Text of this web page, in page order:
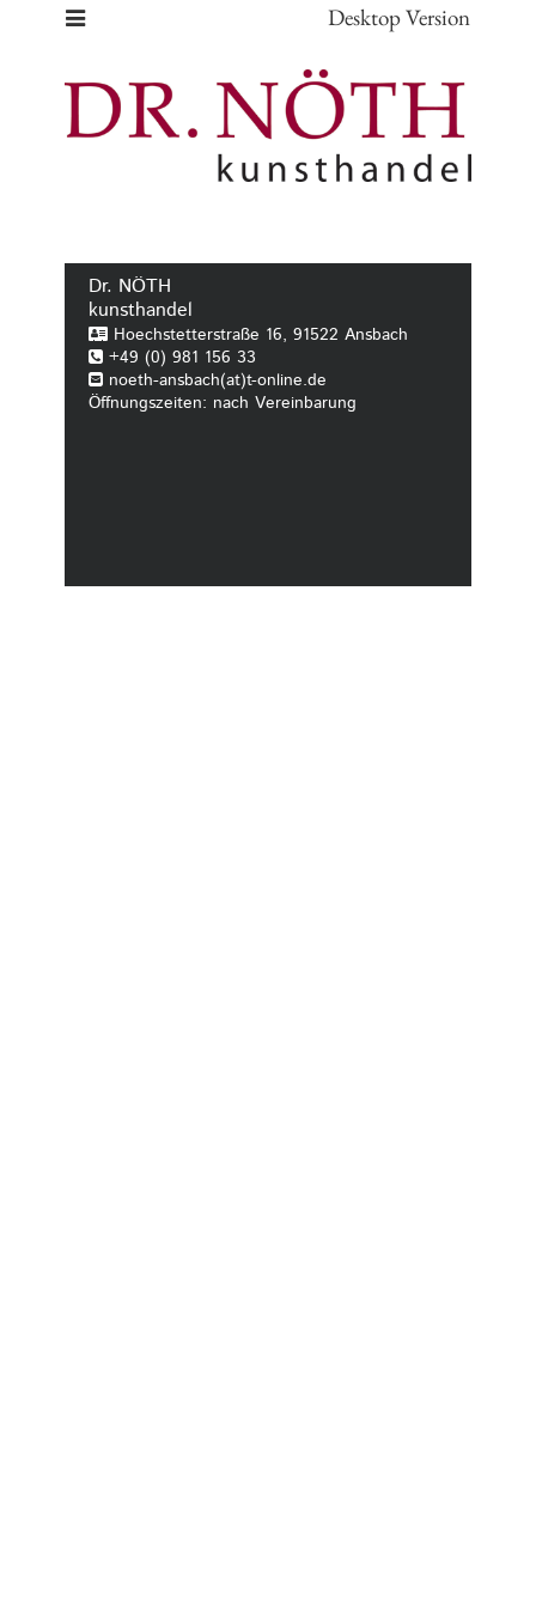
Desktop Version
Dr. NÖTH
kunsthandel
Hoechstetterstraße 16, 91522 Ansbach
+49 (0) 981 156 33
noeth-ansbach(at)t-online.de
Öffnungszeiten: nach Vereinbarung